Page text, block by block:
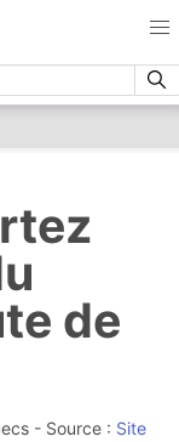
de
- Source : Site